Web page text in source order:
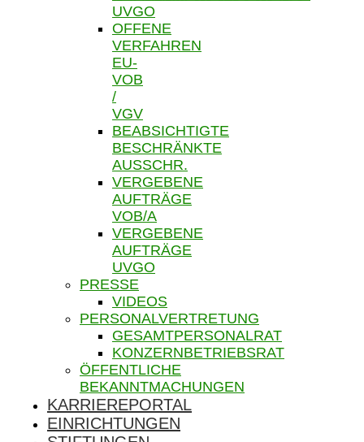
UVGO
OFFENE
VERFAHREN
EU-
VOB
/
VGV
BEABSICHTIGTE
BESCHRÄNKTE
AUSSCHR.
VERGEBENE
AUFTRÄGE
VOB/A
VERGEBENE
AUFTRÄGE
UVGO
PRESSE
VIDEOS
PERSONALVERTRETUNG
GESAMTPERSONALRAT
KONZERNBETRIEBSRAT
ÖFFENTLICHE
BEKANNTMACHUNGEN
KARRIEREPORTAL
EINRICHTUNGEN